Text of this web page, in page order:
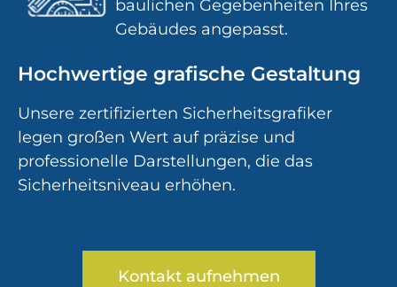
baulichen Gegebenheiten Ihres
Gebäudes angepasst.
Hochwertige grafische Gestaltung
Unsere zertifizierten Sicherheitsgrafiker
legen großen Wert auf präzise und
professionelle Darstellungen, die das
Sicherheitsniveau erhöhen.
Kontakt aufnehmen